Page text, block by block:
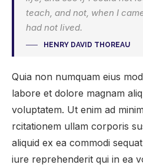
teach, and not, when I
had not lived.
HENRY DAVID THOREAU
Quia non numquam eius
labore et dolore magnam
voluptatem. Ut enim ad
rcitationem ullam corporis
aliquid ex ea commodi
iure reprehenderit qui in ea